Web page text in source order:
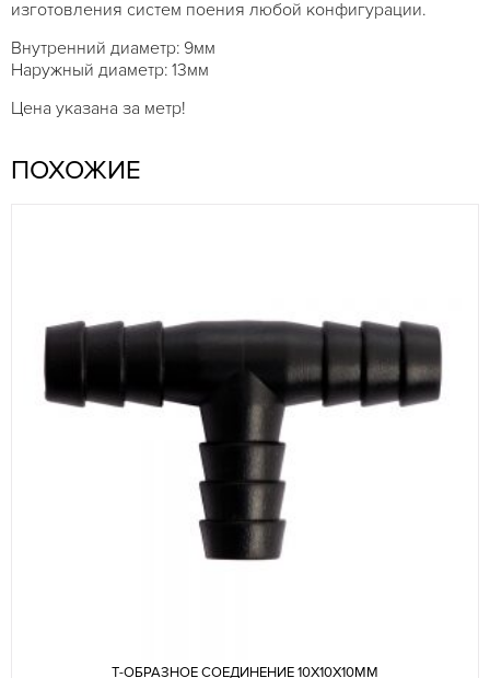
изготовления систем поения любой конфигурации.
Внутренний диаметр: 9мм
Наружный диаметр: 13мм
Цена указана за метр!
ПОХОЖИЕ
Т-ОБРАЗНОЕ СОЕДИНЕНИЕ 10X10X10ММ